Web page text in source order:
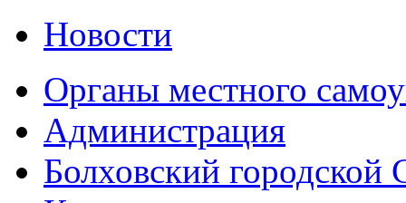
Новости
Органы местного
Администрация
Болховский городской